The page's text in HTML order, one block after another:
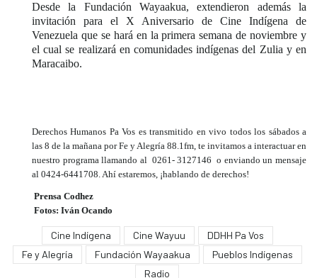
Desde la Fundación Wayaakua, extendieron además la
invitación para el X Aniversario de Cine Indígena de
Venezuela que se hará en la primera semana de noviembre y
el cual se realizará en comunidades indígenas del Zulia y en
Maracaibo.
Derechos Humanos Pa Vos es transmitido en vivo todos los sábados a
las 8 de la mañana por Fe y Alegría 88.1fm, te invitamos a interactuar en
nuestro programa llamando al 0261- 3127146 o enviando un mensaje
al 0424-6441708. Ahí estaremos, ¡hablando de derechos!
Prensa Codhez
Fotos: Iván Ocando
Cine Indígena Cine Wayuu
DDHH Pa Vos
Fe y Alegría
Fundación Wayaakua
Pueblos Indígenas
Radio